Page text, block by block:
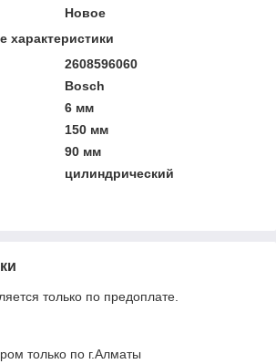
Новое
характеристики
2608596060
Bosch
6 мм
150 мм
90 мм
цилиндрический
только по предоплате.
только по г.Алматы